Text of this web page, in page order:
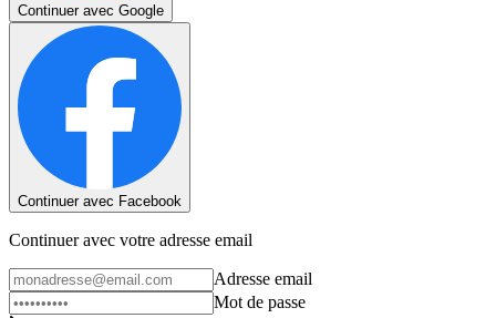
Continuer avec Google
Continuer avec Facebook
Continuer avec votre adresse email
Adresse email
Mot de passe